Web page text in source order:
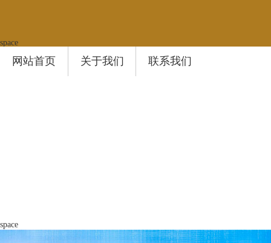
space
网站首页 关于我们 联系我们
space